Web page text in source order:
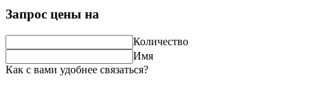
Запрос цены на
Количество
Имя
Как с вами удобнее связаться?